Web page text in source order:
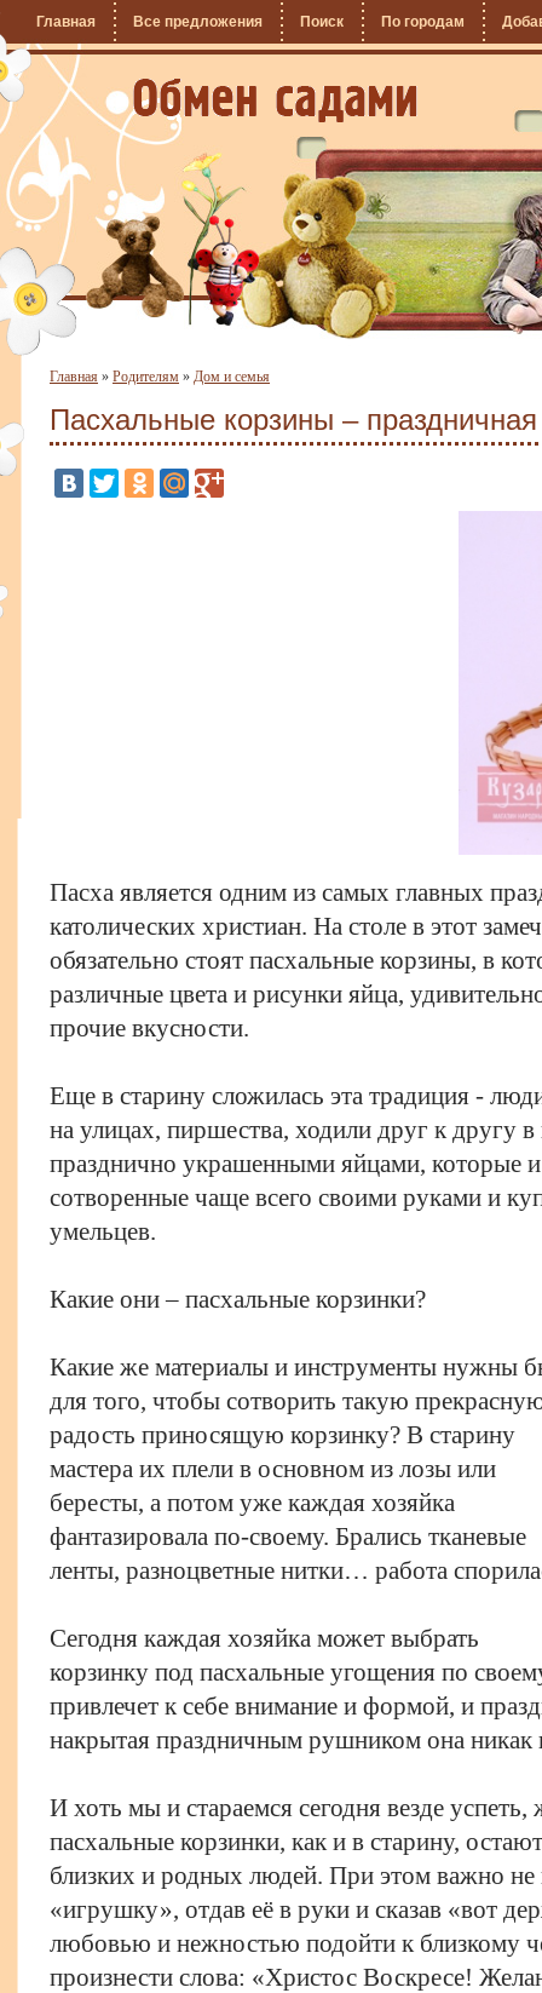
Главная Все предложения Поиск По городам
Главная » Родителям » Дом и семья
Пасхальные корзины –
Пасха является одним из самых главных
католических христиан. На столе в этот
обязательно стоят пасхальные корзины, в
различные цвета и рисунки яйца,
прочие вкусности.
Еще в старину сложилась эта традиция -
на улицах, пиршества, ходили друг к другу в
празднично украшенными яйцами, которые
сотворенные чаще всего своими руками и
умельцев.
Какие они – пасхальные корзинки?
Какие же материалы и инструменты нужны
для того, чтобы сотворить такую
радость приносящую корзинку? В старину
мастера их плели в основном из лозы или
бересты, а потом уже каждая хозяйка
фантазировала по-своему. Брались тканевые
ленты, разноцветные нитки… работа
Сегодня каждая хозяйка может выбрать
корзинку под пасхальные угощения по
привлечет к себе внимание и формой, и
накрытая праздничным рушником она никак
И хоть мы и стараемся сегодня везде
пасхальные корзинки, как и в старину,
близких и родных людей. При этом важно не
«игрушку», отдав её в руки и сказав «вот
любовью и нежностью подойти к близкому
произнести слова: «Христос Воскресе!